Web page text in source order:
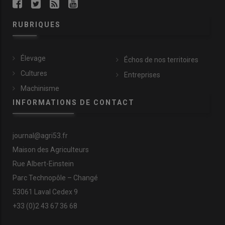
RUBRIQUES
Élevage
Cultures
Machinisme
Échos de nos territoires
Entreprises
INFORMATIONS DE CONTACT
journal@agri53.fr
Maison des Agriculteurs
Rue Albert-Einstein
Parc Technopôle – Changé
53061 Laval Cedex 9
+33 (0)2 43 67 36 68